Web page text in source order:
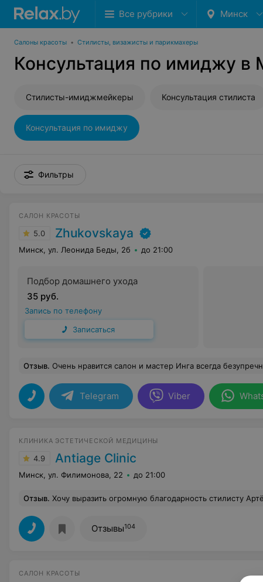
Все рубрики Минск
Салоны красоты • Стилисты, визажисты и парикмахеры
Консультация по имиджу в
Стилисты-имиджмейкеры Консультация стилиста
Консультация по имиджу
Фильтры
САЛОН КРАСОТЫ
5.0 Zhukovskaya
Минск, ул. Леонида Беды, 2б до 21:00
Подбор домашнего ухода
35 руб.
Запись по телефону
Записаться
Отзыв. Очень нравится салон и мастер Инга всегда
Telegram Viber
КЛИНИКА ЭСТЕТИЧЕСКОЙ МЕДИЦИНЫ
4.9 Antiage Clinic
Минск, ул. Филимонова, 22 до 21:00
Отзыв. Хочу выразить огромную благодарность стилисту Артёму!Профессионал своего дела с золотыми руками!Очень аккуратный,улыбчивый,отзывчивый специалист,что не мало важно в этой сфере. Окрашивание на высшем уровне, еще никто так
Отзывы104
САЛОН КРАСОТЫ